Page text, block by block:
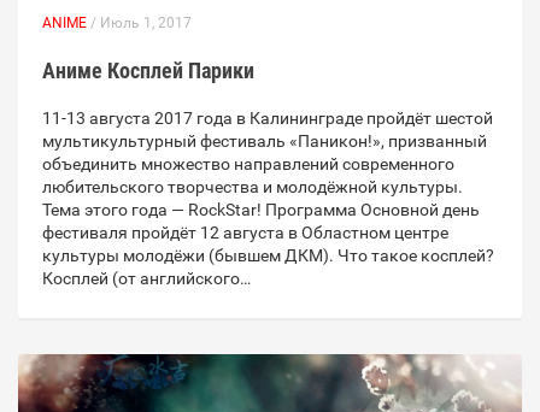
ANIME / Июль 1, 2017
Аниме Косплей Парики
11-13 августа 2017 года в Калининграде пройдёт шестой
мультикультурный фестиваль «Паникон!», призванный
объединить множество направлений современного
любительского творчества и молодёжной культуры.
Тема этого года — RockStar! Программа Основной день
фестиваля пройдёт 12 августа в Областном центре
культуры молодёжи (бывшем ДКМ). Что такое косплей?
Косплей (от английского…